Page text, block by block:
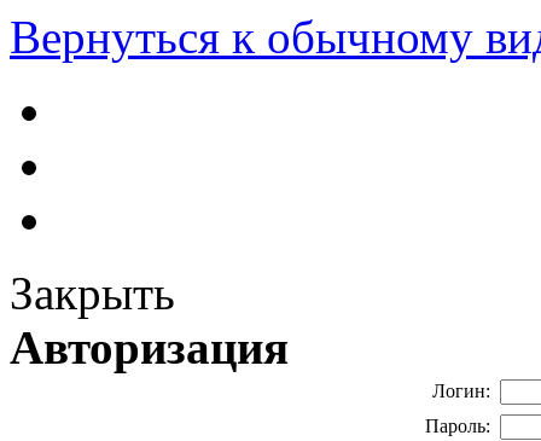
Вернуться к обычному
Закрыть
Авторизация
Логин:
Пароль: